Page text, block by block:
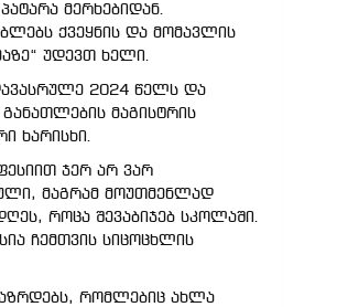
მერხებიდან.
ქვეყნის და მომავლის
უდევთ ხელი.
2024 წელს და
განათლების მაგისტრის
ხარისხი.
ჯერ არ ვარ
მაგრამ მოუთმენლად
როცა შევაბიჯებ სკოლაში.
ჩემთვის სიცოცხლის
რომლებიც ახლა